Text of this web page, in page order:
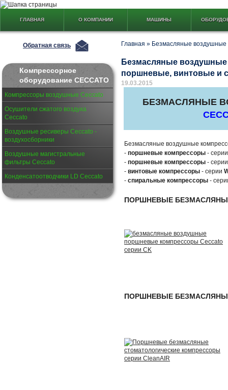
ГЛАВНАЯ О КОМПАНИИ МАШИНЫ
Обратная связь
Компрессорное
оборудование CECCATO
Компрессоры воздушные Ceccato
Осушители сжатого воздуха
Ceccato
Воздушные ресиверы Ceccato -
воздухосборники
Воздушные магистральные
фильтры Ceccato
Конденсатоотводчики LD Ceccato
Главная » Безмасляные воздушные
Безмасляные воздушные
поршневые, винтовые и
19.03.2015
БЕЗМАСЛЯНЫЕ
Безмасляные воздушные
- поршневые компрессоры -
- поршневые компрессоры -
- винтовые компрессоры - серии
- спиральные компрессоры -
ПОРШНЕВЫЕ
ПОРШНЕВЫЕ